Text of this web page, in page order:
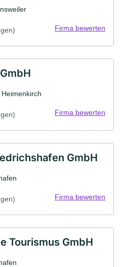
Firma bewerten
Firma bewerten
GmbH
Firma bewerten
Tourismus GmbH